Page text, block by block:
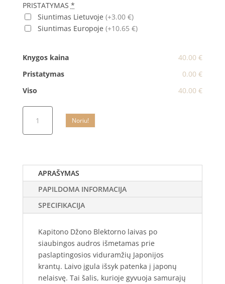
PRISTATYMAS *
Siuntimas Lietuvoje (+3.00 €)
Siuntimas Europoje (+10.65 €)
Knygos kaina
40.00 €
Pristatymas
0.00 €
Viso
40.00 €
kiekis:
Komplektas
SEPTYNI
SAULĖS
VEIDAI
James
Aurelijus
Noriu!
APRAŠYMAS
PAPILDOMA INFORMACIJA
SPECIFIKACIJA
Kapitono Džono Blektorno laivas po
siaubingos audros išmetamas prie
paslaptingosios viduramžių Japonijos
krantų. Laivo įgula išsyk patenka į japonų
nelaisvę. Tai šalis, kurioje gyvuoja samurajų